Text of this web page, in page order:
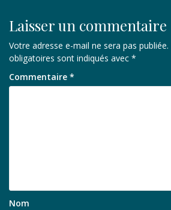
Laisser un commentaire
Votre adresse e-mail ne sera pas publiée.
obligatoires sont indiqués avec *
Commentaire *
Nom